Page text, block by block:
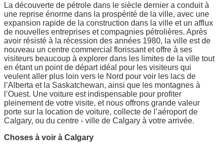
La découverte de pétrole dans le siècle dernier a conduit à
une reprise énorme dans la prospérité de la ville, avec une
expansion rapide de la construction dans la ville et un afflux
de nouvelles entreprises et compagnies pétrolières. Après
avoir résisté à la récession des années 1980, la ville est de
nouveau un centre commercial florissant et offre à ses
visiteurs beaucoup à explorer dans les limites de la ville tout
en étant un point de départ idéal pour les visiteurs qui
veulent aller plus loin vers le Nord pour voir les lacs de
l’Alberta et la Saskatchewan, ainsi que les montagnes à
l’Ouest. Une voiture est indispensable pour profiter
pleinement de votre visite, et nous offrons grande valeur
porte sur la location de voiture, collecte de l’aéroport de
Calgary, ou du centre - ville de Calgary à votre arrivée.
Choses à voir à Calgary